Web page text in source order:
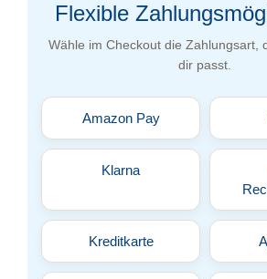
Flexible
Wähle im Checkout die Zahlungsart,
dir passt.
Amazon Pay
Klarna
Kreditkarte